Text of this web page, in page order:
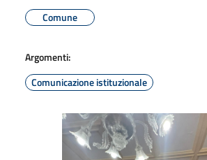
Comune
Argomenti:
Comunicazione istituzionale